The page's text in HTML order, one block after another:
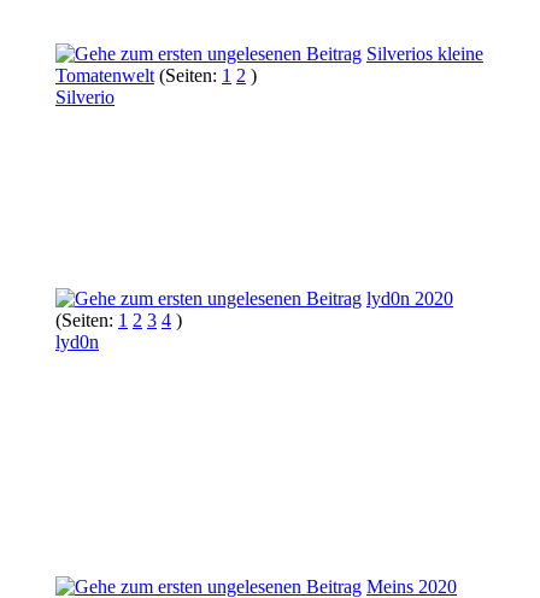
Silverios kleine
Tomatenwelt (Seiten: 1 2 )
Silverio
lyd0n 2020
(Seiten: 1 2 3 4 )
lyd0n
Meins 2020